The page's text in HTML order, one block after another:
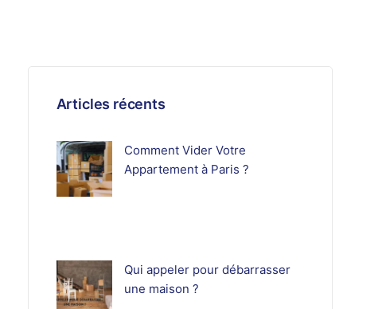
Articles récents
Comment Vider Votre
Appartement à Paris ?
Qui appeler pour débarrasser
une maison ?